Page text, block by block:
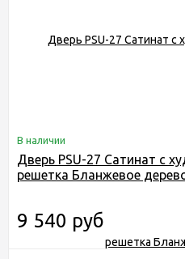
В наличии
Дверь PSU-27 Сатинат с
решетка Бланжевое
9 540 руб